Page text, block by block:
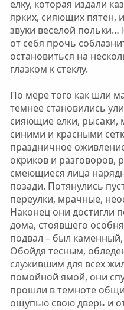
елку, которая издали
ярких, сияющих пятен,
звуки веселой
от себя прочь
остановиться на
глазком к стеклу.
По мере того как шли
темнее становились
сияющие елки, рысаки,
синими и красными
праздничное
окриков и
смеющиеся лица
позади. Потянулись
переулки, мрачные,
Наконец они достигли
дома, стоявшего
подвал – был
Обойдя тесным,
служившим для всех
помойной ямой, они
прошли в темноте
ощупью свою дверь и